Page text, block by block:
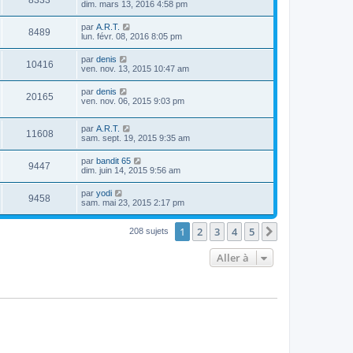
dim. mars 13, 2016 4:58 pm
8489 par A.R.T.
lun. févr. 08, 2016 8:05 pm
10416 par denis
ven. nov. 13, 2015 10:47 am
20165 par denis
ven. nov. 06, 2015 9:03 pm
11608 par A.R.T.
sam. sept. 19, 2015 9:35 am
9447 par bandit 65
dim. juin 14, 2015 9:56 am
9458 par yodi
sam. mai 23, 2015 2:17 pm
208 sujets 1 2 3 4 5
Aller à